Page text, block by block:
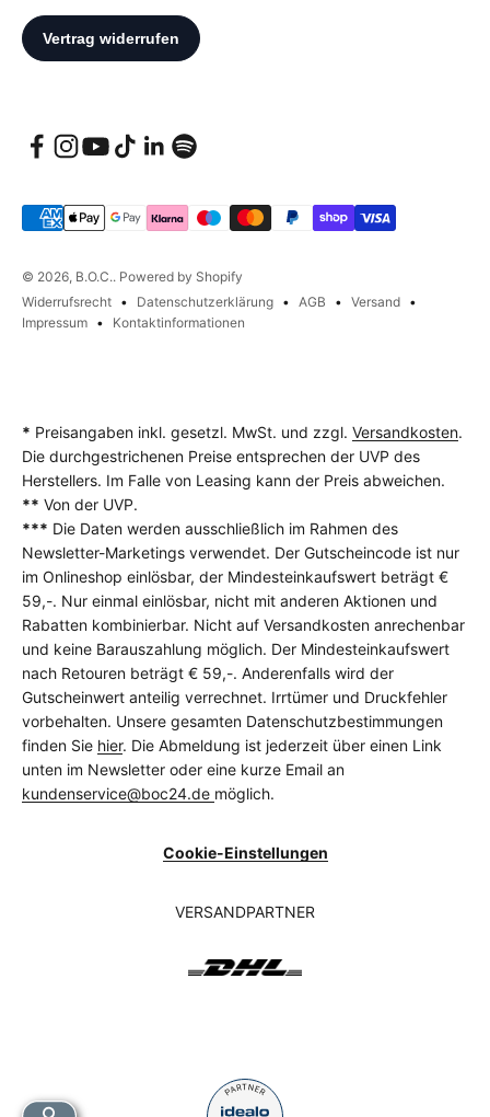
© 2026, B.O.C.. Powered by Shopify
Widerrufsrecht
Datenschutzerklärung AGB
Versand
Impressum
Kontaktinformationen
* Preisangaben inkl. gesetzl. MwSt. und zzgl. Versandkosten.
Die durchgestrichenen Preise entsprechen der UVP des
Herstellers. Im Falle von Leasing kann der Preis abweichen.
** Von der UVP.
*** Die Daten werden ausschließlich im Rahmen des
Newsletter-Marketings verwendet. Der Gutscheincode ist nur
im Onlineshop einlösbar, der Mindesteinkaufswert beträgt €
59,-. Nur einmal einlösbar, nicht mit anderen Aktionen und
Rabatten kombinierbar. Nicht auf Versandkosten anrechenbar
und keine Barauszahlung möglich. Der Mindesteinkaufswert
nach Retouren beträgt € 59,-. Anderenfalls wird der
Gutscheinwert anteilig verrechnet. Irrtümer und Druckfehler
vorbehalten. Unsere gesamten Datenschutzbestimmungen
finden Sie hier. Die Abmeldung ist jederzeit über einen Link
unten im Newsletter oder eine kurze Email an
kundenservice@boc24.de möglich.
Cookie-Einstellungen
VERSANDPARTNER